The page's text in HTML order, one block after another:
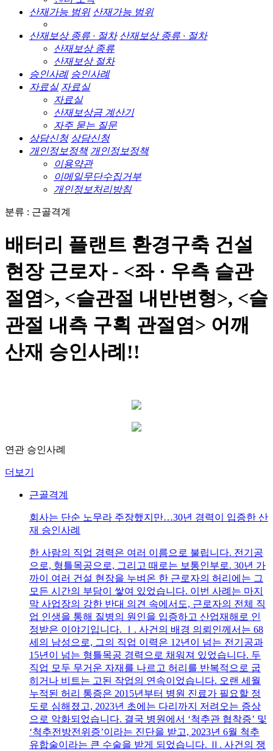
산재가능 범위 산재가능 범위
산재보상 종류 · 절차 산재보상 종류 · 절차
산재보상 종류
산재보상 절차
승인사례 승인사례
자료실 자료실
자료실
산재보상금 계산기
자주 묻는 질문
상담신청 상담신청
개인정보정책 개인정보정책
이용약관
이메일무단수집거부
개인정보처리방침
분류 : 근골격계
배터리 플랜트 환경구축 건설
현장 근로자 - <좌 · 우측 슬관
절염>, <슬관절 내반변형>, <슬
관절 내측 구획 관절염> 어깨
산재 승인사례!!
연관 승인사례
더보기
근골격계
회사는 단순 노무라 주장했지만…30년 경력이 입증한 산
재 승인사례
한 사람의 직업 경력은 여러 이름으로 불립니다. 전기공
으로, 형틀목공으로, 그리고 때로는 보통인부로. 30년 가
까이 여러 건설 현장을 누벼온 한 근로자의 허리에는 그
모든 시간의 부담이 쌓여 있었습니다. 이번 사례는 마지
막 사업장의 강한 반대 의견 속에서도, 근로자의 전체 직
업 인생을 통해 질병의 원인을 입증하고 산업재해로 인
정받은 이야기입니다. Ⅰ. 사건의 배경 의뢰인께서는 68
세의 남성으로, 그의 직업 이력은 12년이 넘는 전기공과
15년이 넘는 형틀목공 경력으로 채워져 있었습니다. 두
직업 모두 무거운 자재를 나르고 허리를 반복적으로 굽
히거나 비트는 고된 작업의 연속이었습니다. 오랜 세월
누적된 허리 통증은 2015년부터 병원 진료가 필요할 정
도로 심해졌고, 2023년 초에는 다리까지 저려오는 증상
으로 악화되었습니다. 결국 병원에서 ‘척추관 협착증’ 및
‘척추전방전위증’이라는 진단을 받고, 2023년 6월 척추
유합술이라는 큰 수술을 받게 되었습니다. Ⅱ. 사건의 쟁